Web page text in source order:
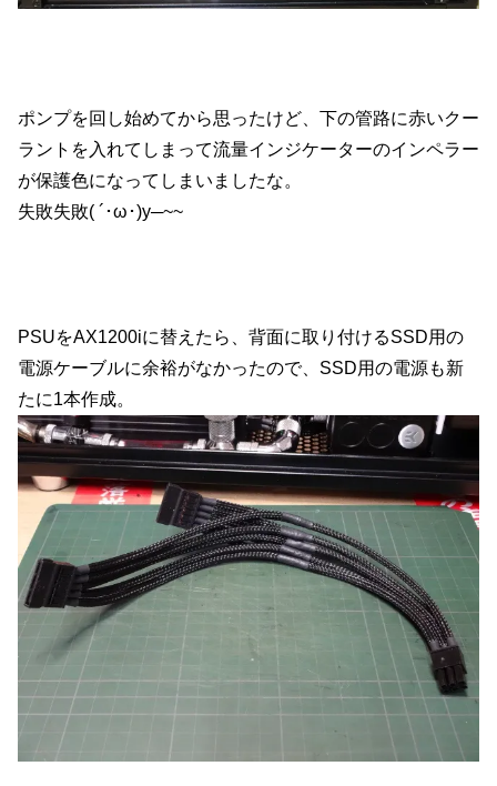
ポンプを回し始めてから思ったけど、下の管路に赤いクー
ラントを入れてしまって流量インジケーターのインペラー
が保護色になってしまいましたな。
失敗失敗( ´･ω･)y─~~
PSUをAX1200iに替えたら、背面に取り付けるSSD用の
電源ケーブルに余裕がなかったので、SSD用の電源も新
たに1本作成。